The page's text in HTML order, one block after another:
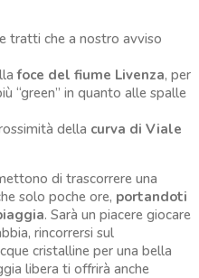
tratti che a nostro avviso
foce del fiume Livenza, per
“green” in quanto alle spalle
della curva di Viale
di trascorrere una
solo poche ore, portandoti
. Sarà un piacere giocare
rincorrersi sul
cristalline per una bella
libera ti offrirà anche